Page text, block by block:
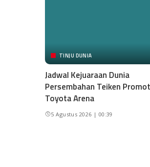
TINJU DUNIA
Jadwal Kejuaraan Dunia
Persembahan Teiken
Toyota Arena
5 Agustus 2026 | 00:39